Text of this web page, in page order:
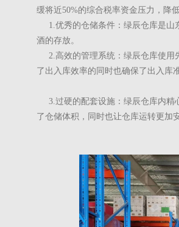
缓将近50%的综合税率资金压力，降
1.优秀的仓储条件：绿辰仓库是山
酒的存放。
2.高效的管理系统：绿辰仓库使用
了出入库效率的同时也确保了出入库
3.过硬的配套设施：绿辰仓库内精
了仓储体积，同时也让仓库运转更加